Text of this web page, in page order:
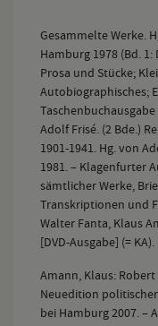
Gesammelte Werke.
Hamburg 1978 (Bd.
Prosa und Stücke;
Autobiographisches;
Taschenbuchausgabe
Adolf Frisé. (2 Bde.)
1901-1941. Hg. von
1981. – Klagenfurter
sämtlicher Werke,
Transkriptionen und
Walter Fanta, Klaus
[DVD-Ausgabe] (= KA).
Amann, Klaus:
Neuedition
bei Hamburg 2007. –